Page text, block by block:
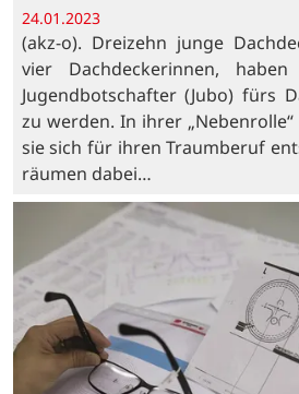
24.01.2023
(akz-o). Dreizehn junge
vier Dachdeckerinnen,
Jugendbotschafter (Jubo) fürs
zu werden. In ihrer
sie sich für ihren Traumberuf
räumen dabei…